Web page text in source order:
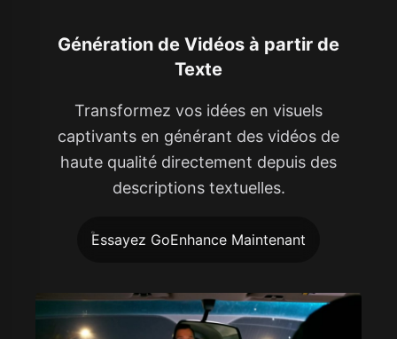
Génération de Vidéos à partir de
Texte
Transformez vos idées en visuels
captivants en générant des vidéos de
haute qualité directement depuis des
descriptions textuelles.
Essayez GoEnhance Maintenant